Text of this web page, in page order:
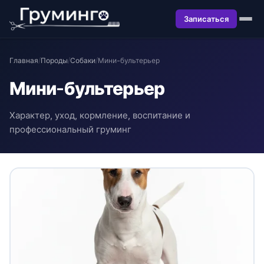
Записаться
Главная/Породы/Собаки/Мини-бультерьер
Мини-бультерьер
Характер, уход, кормление, воспитание и
профессиональный груминг